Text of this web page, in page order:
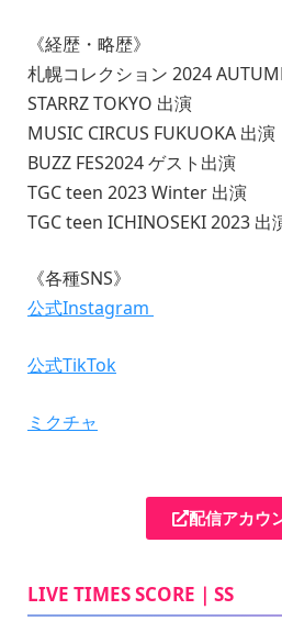
《経歴・略歴》
札幌コレクション 2024
STARRZ TOKYO 出演
MUSIC CIRCUS FUKUOKA 出演
BUZZ FES2024 ゲスト出演
TGC teen 2023 Winter 出演
TGC teen ICHINOSEKI 2023 出
《各種SNS》
公式Instagram
公式TikTok
ミクチャ
配信アカウ
LIVE TIMES SCORE｜SS